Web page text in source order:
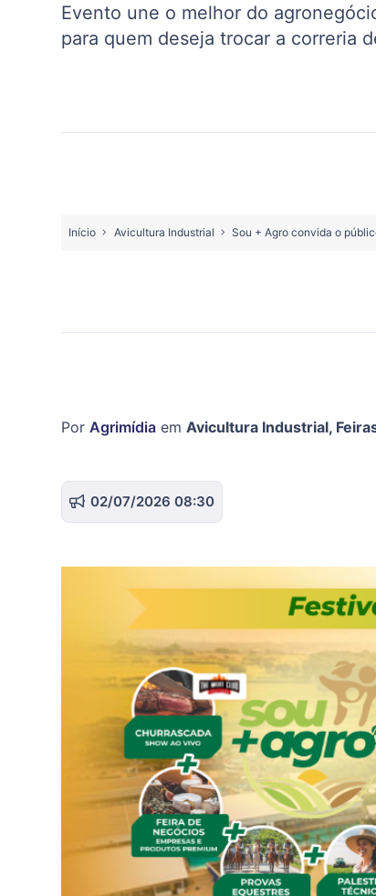
Evento une o melhor do
para quem deseja trocar a correria
Início Avicultura Industrial Sou + Agro convida o
Por Agrimídia em Avicultura Industrial,
02/07/2026 08:30